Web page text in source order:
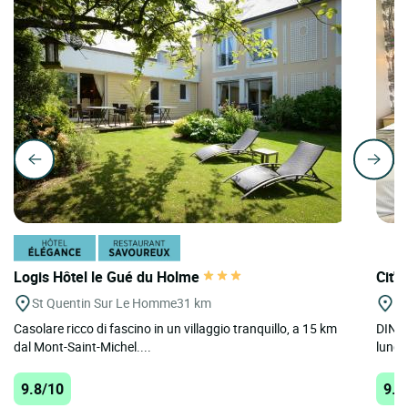
Logis Hôtel le Gué du Holme
St Quentin Sur Le Homme31 km
Casolare ricco di fascino in un villaggio tranquillo, a 15 km
dal Mont-Saint-Michel....
9.8/10